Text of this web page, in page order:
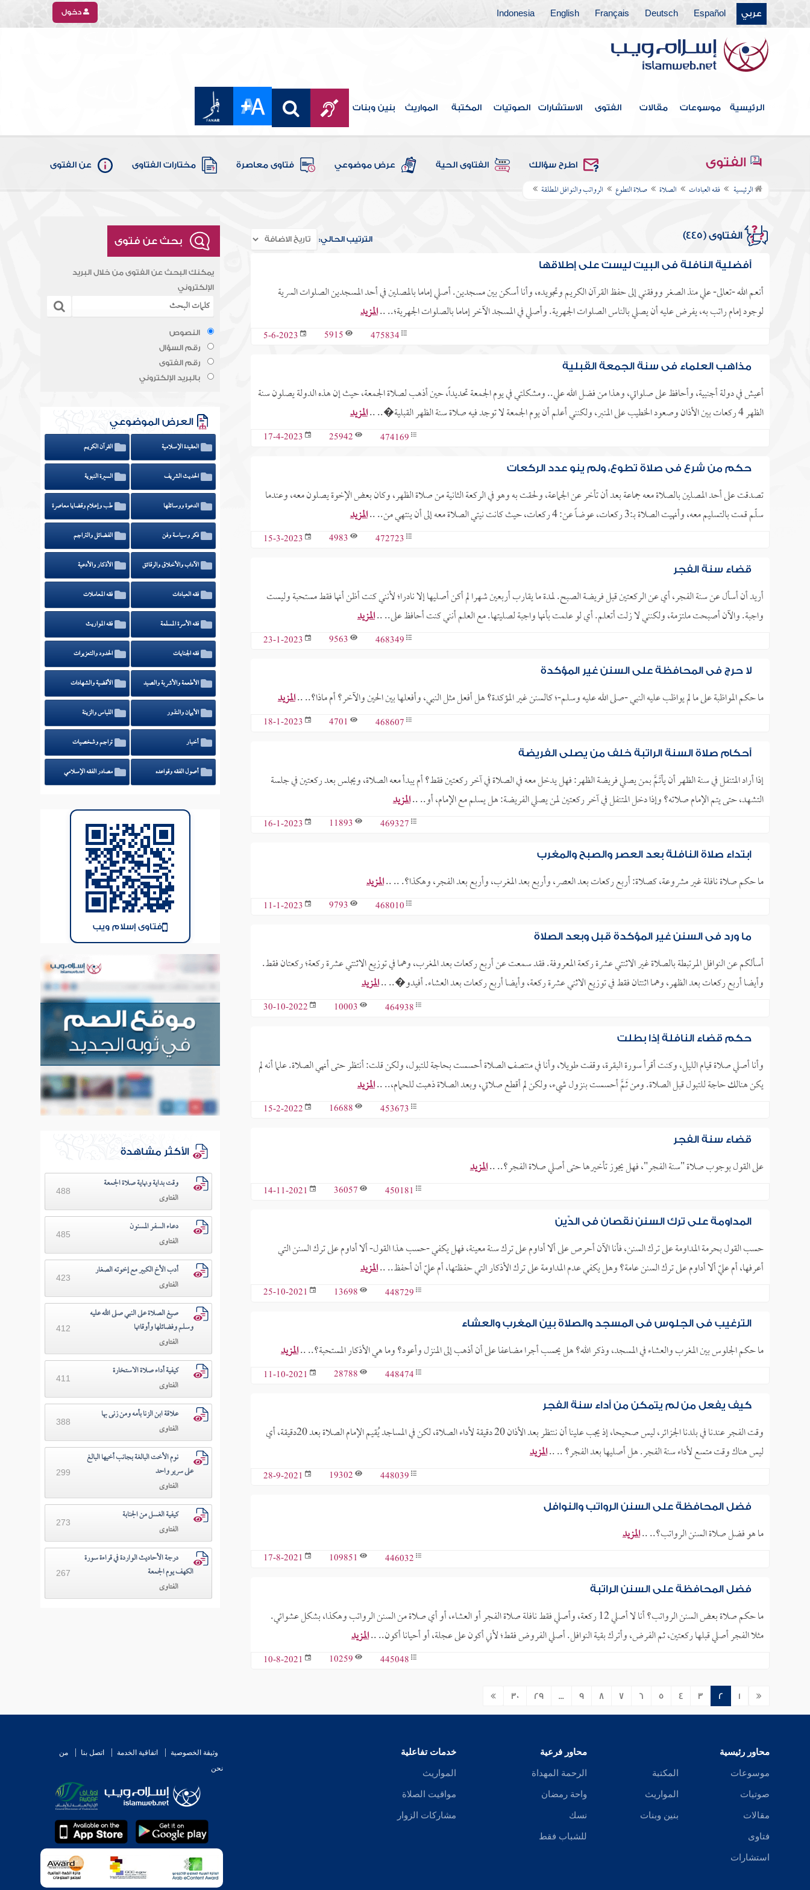
عربي Español
Deutsch
Français
English
Indonesia دخول
الرئيسية موسوعات مقالات الفتوى الاستشارات الصوتيات المكتبة المواريث بنين وبنات
الفتوى اطرح سؤالك الفتاوى الحية عرض موضوعي فتاوى معاصرة مختارات الفتاوى عن الفتوى
الرئيسية فقه العبادات الصلاة صلاة التطوع الرواتب والنوافل المطلقة
الفتاوى (445) الترتيب الحالي:
أفضلية النافلة في البيت ليست على إطلاقها
أنعم الله -تعالى- علي منذ الصغر ووفقني إلى حفظ القرآن الكريم وتجويده، وأنا أسكن بين مسجدين. أصلي إماما بالمصلين في أحد المسجدين الصلوات السرية
لوجود إمام راتب به، يفرض عليه أن يصلي بالناس الصلوات الجهرية. وأصلي في المسجد الآخر إماما بالصلوات الجهرية؛.. ..المزيد
475834
5915
5-6-2023
مذاهب العلماء في سنة الجمعة القبلية
أعيش في دولة أجنبية، وأحافظ على صلواتي، وهذا من فضل الله علي.. ومشكلتي في يوم الجمعة تحديداً، حين أذهب لصلاة الجمعة، حيث إن هذه الدولة يصلون سنة
الظهر 4 ركعات بين الأذان وصعود الخطيب على المنبر، ولكنني أعلم أن يوم الجمعة لا توجد فيه صلاة سنة الظهر القبلية�.. ..
المزيد
474169
25942
17-4-2023
حكم من شرع في صلاة تطوع، ولم ينو عدد الركعات
تصدقت على أحد المصلين بالصلاة معه جماعة بعد أن تأخر عن الجماعة، ولحقت به وهو في الركعة الثانية من صلاة الظهر، وكان بعض الإخوة يصلون معه، وعندما
سلّم قمت بالتسليم معه، وأنهيت الصلاة بـ:3 ركعات، عوضاً عن: 4 ركعات، حيث كانت نيتي الصلاة معه إلى أن ينتهي من.. ..
المزيد
472723
4983
15-3-2023
قضاء سنة الفجر
أريد أن أسأل عن سنة الفجر، أي عن الركعتين قبل فريضة الصبح. لمدة ما يقارب أربعين شهرا لم أكن أصليها إلا نادرا؛ لأنني كنت أظن أنها فقط مستحبة وليست
واجبة. والآن أصبحت ملتزمة، ولكنني لا زلت أتعلم. أي لو علمت بأنها واجبة لصليتها. مع العلم أنني كنت أحافظ على.. ..المزيد
468349
9563
23-1-2023
لا حرج في المحافظة على السنن غير المؤكدة
ما حكم المواظبة على ما لم يواظب عليه النبي -صلى الله عليه وسلم-؛ كالسنن غير المؤكدة؟ هل أفعل مثل النبي، وأفعلها بين الحين والآخر؟ أم ماذا؟.. ..المزيد
468607
4701
18-1-2023
أحكام صلاة السنة الراتبة خلف من يصلي الفريضة
إذا أراد المتنفل في سنة الظهر أن يأتَمَّ بمن يصلي فريضة الظهر: فهل يدخل معه في الصلاة في آخر ركعتين فقط؟ أم يبدأ معه الصلاة، ويجلس بعد ركعتين في جلسة
التشهد، حتى يتم الإمام صلاته؟ وإذا دخل المتنفل في آخر ركعتين لمن يصلي الفريضة: هل يسلم مع الإمام، أو.. ..المزيد
469327
11893
16-1-2023
ابتداء صلاة النافلة بعد العصر والصبح والمغرب
ما حكم صلاة نافلة غير مشروعة، كصلاة: أربع ركعات بعد العصر، وأربع بعد المغرب، وأربع بعد الفجر، وهكذا؟. .. ..المزيد
468010
9793
11-1-2023
ما ورد في السنن غير المؤكدة قبل وبعد الصلاة
أسألكم عن النوافل المرتبطة بالصلاة غير الاثنتي عشرة ركعة المعروفة. فقد سمعت عن أربع ركعات بعد المغرب، وهما في توزيع الاثنتي عشرة ركعة؛ ركعتان فقط.
وأيضا أربع ركعات بعد الظهر، وهما اثنتان فقط في توزيع الاثني عشرة ركعة، وأيضا أربع ركعات بعد العشاء. أفيدو�.. ..المزيد
464938
10003
30-10-2022
حكم قضاء النافلة إذا بطلت
وأنا أصلي صلاة قيام الليل، وكنت أقرأ سورة البقرة، وقفت طويلا، وأنا في منتصف الصلاة أحسست بحاجة للتبول، ولكن قلت: أنتظر حتى أنهي الصلاة. علما أنه لم
يكن هنالك حاجة للتبول قبل الصلاة. ومن ثَمَّ أحسست بنزول شيء، ولكن لم أقطع صلاتي، وبعد الصلاة ذهبت للحمام،.. ..المزيد
453673
16688
15-2-2022
قضاء سنة الفجر
على القول بوجوب صلاة "سنة الفجر"، فهل يجوز تأخيرها حتى أصلي صلاة الفجر؟.. ..المزيد
450181
36057
14-11-2021
المداومة على ترك السنن نقصان في الدِّين
حسب القول بحرمة المداومة على ترك السنن، فأنا الآن أحرص على ألا أداوم على ترك سنة معينة، فهل يكفي -حسب هذا القول- ألا أداوم على ترك السنن التي
أعرفها، أم عليّ ألا أداوم على ترك السنن عامة؟ وهل يكفي عدم المداومة على ترك الأذكار التي حفظتها، أم عليّ أن أحفظ.. ..المزيد
448729
13698
25-10-2021
الترغيب في الجلوس في المسجد والصلاة بين المغرب والعشاء
ما حكم الجلوس بين المغرب والعشاء في المسجد، وذكر الله؟ هل يحسب أجرا مضاعفا على أن أذهب إلى المنزل وأعود؟ وما هي الأذكار المستحبة؟.. ..المزيد
448474
28788
11-10-2021
كيف يفعل من لم يتمكن من أداء سنة الفجر
وقت الفجر عندنا في بلدنا الجزائر، ليس صحيحا، إذ يجب علينا أن ننتظر بعد الأذان 20 دقيقة لأداء الصلاة، لكن في المساجد يُقيم الإمام الصلاة بعد 20دقيقة، أي
ليس هناك وقت متسع لأداء سنة الفجر. هل أصليها بعد الفجر؟ .. ..المزيد
448039
19302
28-9-2021
فضل المحافظة على السنن الرواتب والنوافل
ما هو فضل صلاة السنن الرواتب؟.. ..المزيد
446032
109851
17-8-2021
فضل المحافظة على السنن الراتبة
ما حكم صلاة بعض السنن الرواتب؟ أنا لا أصلي 12 ركعة، وأصلي فقط نافلة صلاة الفجر أو العشاء، أو أي صلاة من السنن الرواتب وهكذا، بشكل عشوائي.
مثلا الفجر أصلي قبلها ركعتين، ثم الفرض، وأترك بقية النوافل. أصلي الفروض فقط؛ لأني أكون على عجلة، أو أحيانا أكون.. ..المزيد
445048
10259
10-8-2021
1
2
3
4
5
6
7
8
9
...
29
30
بحث عن فتوى
يمكنك البحث عن الفتوى من خلال البريد
الإلكتروني
النصوص
رقم السؤال
رقم الفتوى
بالبريد الإلكتروني
العرض الموضوعي
العقيدة الإسلامية القرآن الكريم
الحديث الشريف السيرة النبوية
الدعوة ووسائلها طب وإعلام وقضايا معاصرة
فكر وسياسة وفن الفضائل والتراجم
الآداب والأخلاق والرقائق الأذكار والأدعية
فقه العبادات فقه المعاملات
فقه الأسرة المسلمة فقه المواريث
فقه الجنايات الحدود والتعزيرات
الأطعمة والأشربة والصيد الأقضية والشهادات
الأيمان والنذور اللباس والزينة
أخبار تراجم وشخصيات
أصول الفقه وقواعده مصادر الفقه الإسلامي
فتاوى إسلام ويب
الأكثر مشاهدة
وقت بداية ونهاية صلاة الجمعة
الفتاوى
488
دعـاء السفـر المسنون
الفتاوى
485
أدب الأخ الكبير مع إخوته الصغار
الفتاوى
423
صيغ الصلاة على النبي صلى الله عليه
وسلم وفضائلها وأوقاتها
الفتاوى
412
كيفية أداء صلاة الاستخارة
الفتاوى
411
علاقة ابن الزنا بأمه ومن زنى بها
الفتاوى
388
نوم الأخت البالغة بجانب أخيها البالغ
على سرير واحد
الفتاوى
299
كيفية الغسل من الجنابة
الفتاوى
273
درجة الأحاديث الواردة في قراءة سورة
الكهف يوم الجمعة
الفتاوى
267
محاور رئيسية
موسوعات
صوتيات
مقالات
فتاوى
استشارات
المكتبة
المواريث
بنين وبنات
محاور فرعية
الرحمة المهداة
واحة رمضان
نسك
للشباب فقط
خدمات تفاعلية
المواريث
مواقيت الصلاة
مشاركات الزوار
وثيقة الخصوصية اتفاقية الخدمة اتصل بنا
من
نحن